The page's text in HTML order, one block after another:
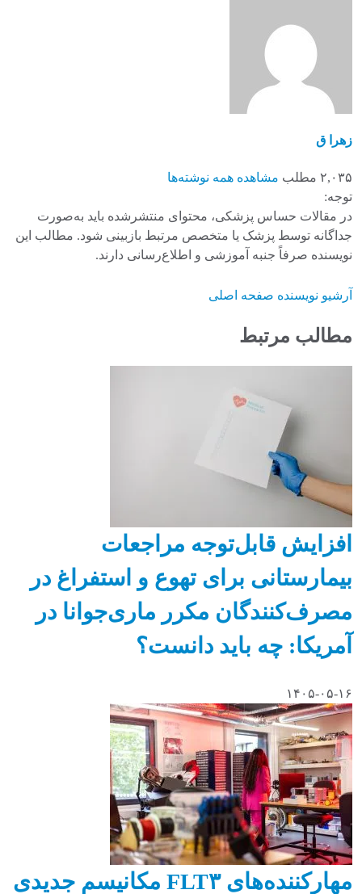
زهرا ق
۲,۰۳۵ مطلب
مشاهده همه نوشته‌ها
توجه:
در مقالات حساس پزشکی، محتوای منتشرشده باید به‌صورت
جداگانه توسط پزشک یا متخصص مرتبط بازبینی شود. مطالب این
نویسنده صرفاً جنبه آموزشی و اطلاع‌رسانی دارند.
آرشیو نویسنده صفحه اصلی
مطالب مرتبط
افزایش قابل‌توجه مراجعات
بیمارستانی برای تهوع و استفراغ در
مصرف‌کنندگان مکرر ماری‌جوانا در
آمریکا: چه باید دانست؟
۱۴۰۵-۰۵-۱۶
مهارکننده‌های FLT۳ مکانیسم جدیدی